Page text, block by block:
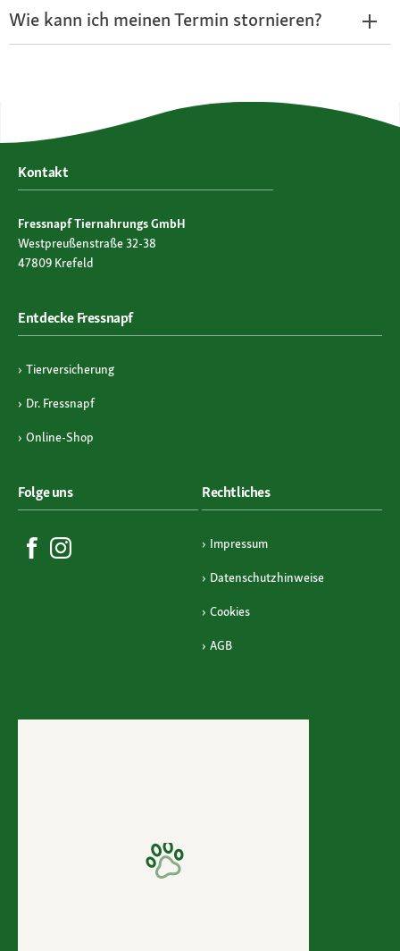
Wie kann ich meinen Termin stornieren?
Kontakt
Fressnapf Tiernahrungs GmbH
Westpreußenstraße 32-38
47809 Krefeld
Entdecke Fressnapf
Tierversicherung
Dr. Fressnapf
Online-Shop
Folge uns Rechtliches
Impressum
Datenschutzhinweise
Cookies
AGB